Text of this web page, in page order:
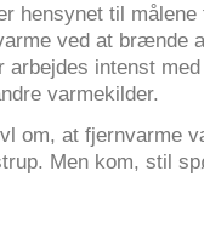
hensynet til
ved at brænde
arbejdes intenst
varmekilder.
om, at fjernvarme
Men kom, stil